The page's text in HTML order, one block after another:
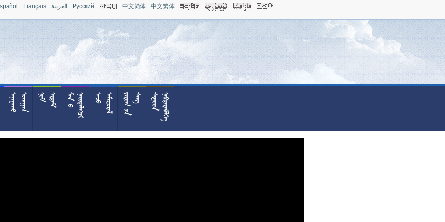
Français العربية Pусский 中文简体 中文繁体











  





  












 








  







 














